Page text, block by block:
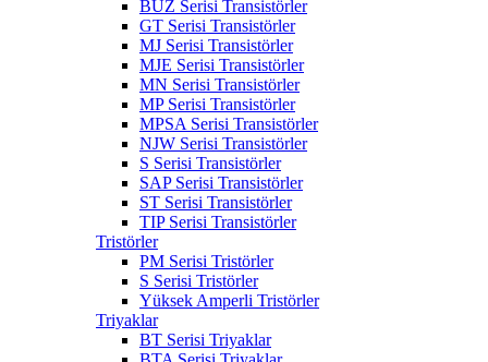
BUZ Serisi Transistörler
GT Serisi Transistörler
MJ Serisi Transistörler
MJE Serisi Transistörler
MN Serisi Transistörler
MP Serisi Transistörler
MPSA Serisi Transistörler
NJW Serisi Transistörler
S Serisi Transistörler
SAP Serisi Transistörler
ST Serisi Transistörler
TIP Serisi Transistörler
Tristörler
PM Serisi Tristörler
S Serisi Tristörler
Yüksek Amperli Tristörler
Triyaklar
BT Serisi Triyaklar